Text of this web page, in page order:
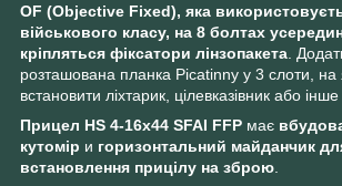
OF (Objective Fixed), яка
військового класу, на 8 болтах
кріпляться фіксатори лінзопакета .
розташована планка Picatinny у 3 слоти,
встановити ліхтарик, цілевказівник або
Прицел HS 4-16x44 SFAI FFP має
кутомір и горизонтальний майданчик
встановлення прицілу на зброю